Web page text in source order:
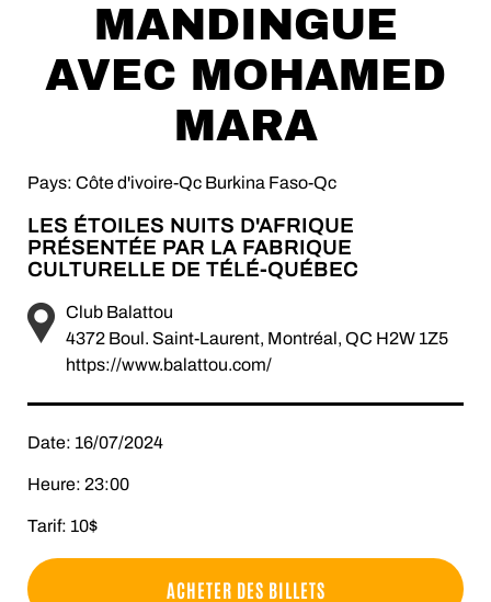
MANDINGUE
AVEC MOHAMED
MARA
Pays: Côte d'ivoire-Qc Burkina Faso-Qc
LES ÉTOILES NUITS D'AFRIQUE
PRÉSENTÉE PAR LA FABRIQUE
CULTURELLE DE TÉLÉ-QUÉBEC
Club Balattou
4372 Boul. Saint-Laurent, Montréal, QC H2W 1Z5
https://www.balattou.com/
Date: 16/07/2024
Heure: 23:00
Tarif: 10$
ACHETER DES BILLETS